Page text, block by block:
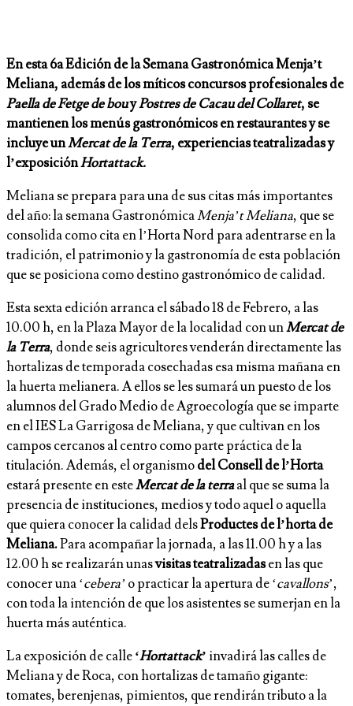
En esta 6a Edición de la Semana Gastronómica Menja’t
Meliana, además de los míticos concursos profesionales de
Paella de Fetge de bouyPostres de Cacau del Collaret, se
mantienen los menús gastronómicos en restaurantes y se
incluye unMercat de la Terra, experiencias teatralizadas y
l’exposiciónHortattack.
Meliana se prepara para una de sus citas más importantes
del año: la semana GastronómicaMenja’t Meliana, que se
consolida como cita en l’Horta Nord para adentrarse en la
tradición, el patrimonio y la gastronomía de esta población
que se posiciona como destino gastronómico de calidad.
Esta sexta edición arranca el sábado 18 de Febrero, a las
10.00 h, en la Plaza Mayor de la localidad con unMercat de
la Terra, donde seis agricultores venderán directamente las
hortalizas de temporada cosechadas esa misma mañana en
la huerta melianera. A ellos se les sumará un puesto de los
alumnos del Grado Medio de Agroecología que se imparte
en el IES La Garrigosa de Meliana, y que cultivan en los
campos cercanos al centro como parte práctica de la
titulación. Además, el organismodel Consell de l’Horta
estará presente en esteMercat de la terraal que se suma la
presencia de instituciones, medios y todo aquel o aquella
que quiera conocer la calidad delsProductes de l’horta de
Meliana.Para acompañar la jornada, a las 11.00 h y a las
12.00 h se realizarán unasvisitas teatralizadasen las que
conocer una ‘cebera’ o practicar la apertura de ‘cavallons’,
con toda la intención de que los asistentes se sumerjan en la
huerta más auténtica.
La exposición de calle‘Hortattack’ invadirá las calles de
Meliana y de Roca, con hortalizas de tamaño gigante:
tomates, berenjenas, pimientos, que rendirán tributo a la